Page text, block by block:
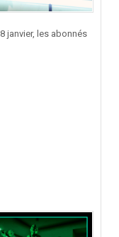
janvier, les abonnés